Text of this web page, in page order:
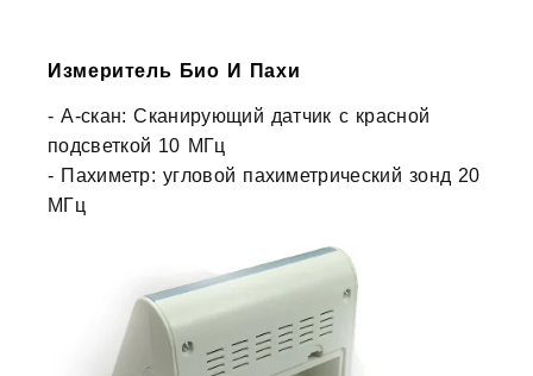
Измеритель Био И Пахи
- А-скан: Сканирующий датчик с красной
подсветкой 10 МГц
- Пахиметр: угловой пахиметрический зонд 20
МГц